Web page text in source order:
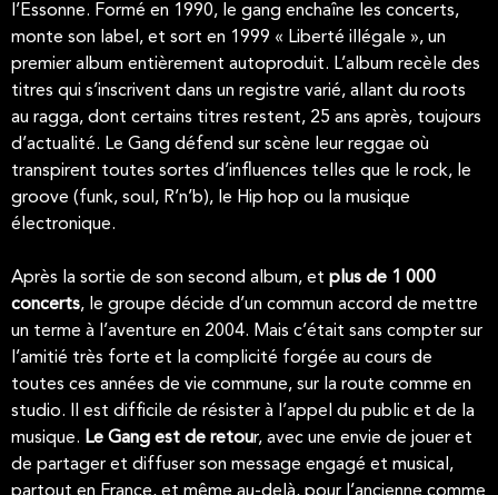
l’Essonne. Formé en 1990, le gang enchaîne les concerts,
monte son label, et sort en 1999 « Liberté illégale », un
premier album entièrement autoproduit. L’album recèle des
titres qui s’inscrivent dans un registre varié, allant du roots
au ragga, dont certains titres restent, 25 ans après, toujours
d’actualité. Le Gang défend sur scène leur reggae où
transpirent toutes sortes d’influences telles que le rock, le
groove (funk, soul, R’n’b), le Hip hop ou la musique
électronique.
Après la sortie de son second album, et plus de 1 000
concerts, le groupe décide d’un commun accord de mettre
un terme à l’aventure en 2004. Mais c’était sans compter sur
l’amitié très forte et la complicité forgée au cours de
toutes ces années de vie commune, sur la route comme en
studio. Il est difficile de résister à l’appel du public et de la
musique. Le Gang est de retour, avec une envie de jouer et
de partager et diffuser son message engagé et musical,